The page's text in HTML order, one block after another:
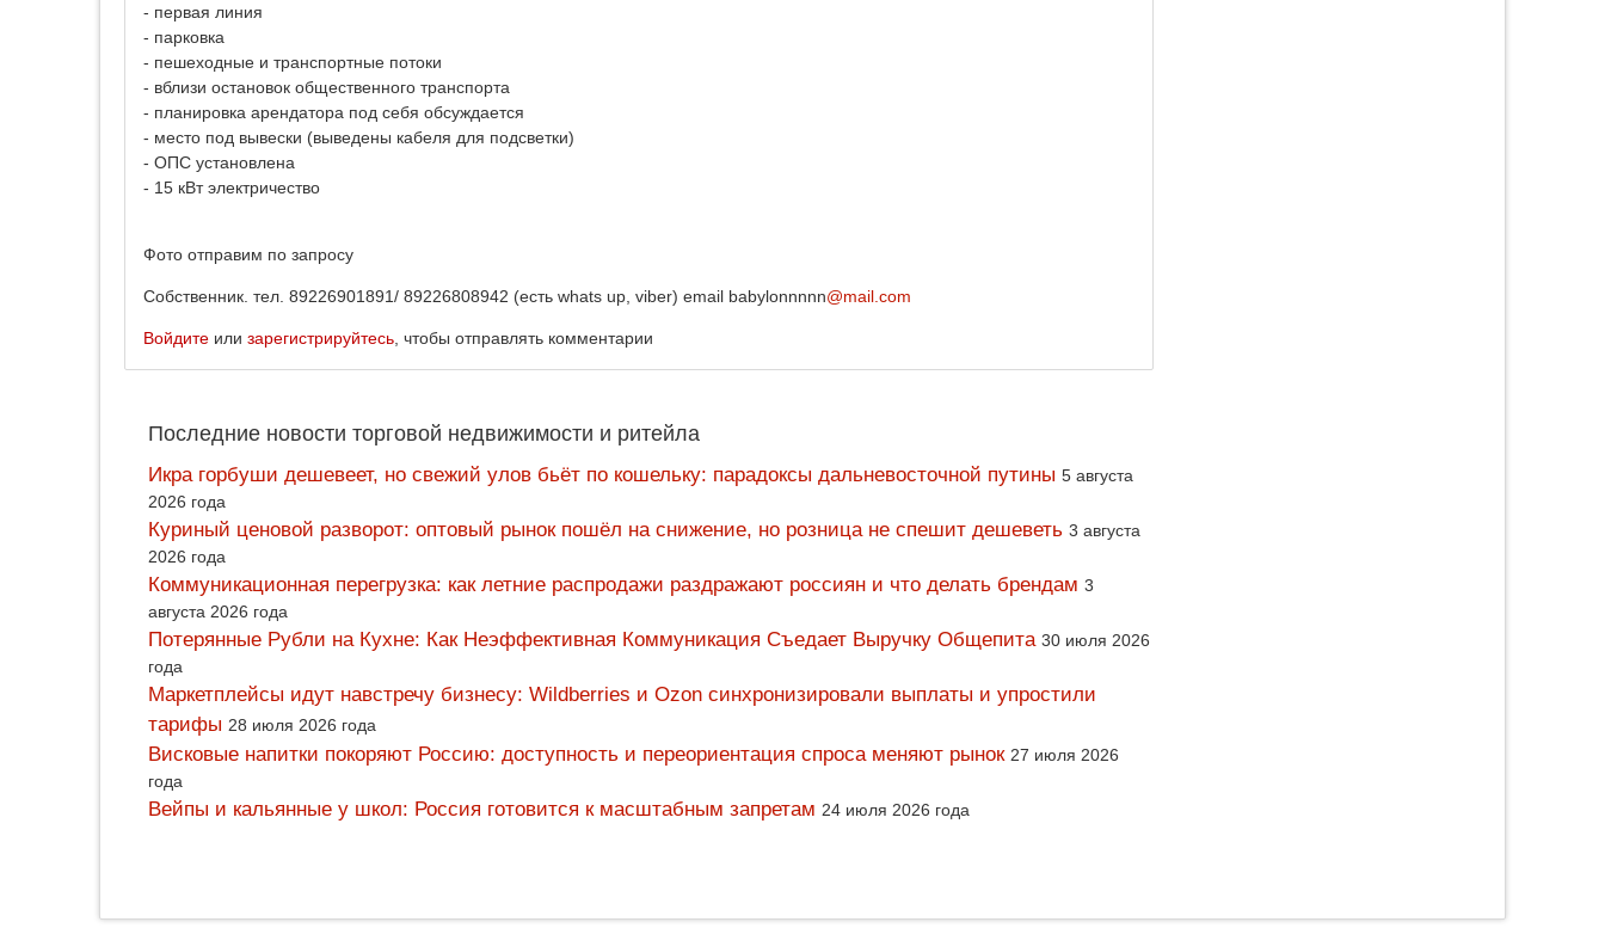
- первая линия
- парковка
- пешеходные и транспортные потоки
- вблизи остановок общественного транспорта
- планировка арендатора под себя обсуждается
- место под вывески (выведены кабеля для подсветки)
- ОПС установлена
- 15 кВт электричество
Фото отправим по запросу
Собственник. тел. 89226901891/ 89226808942 (есть whats up, viber) email babylonnnnn@mail.com
Войдите или зарегистрируйтесь , чтобы отправлять комментарии
Последние новости торговой недвижимости и ритейла
Икра горбуши дешевеет, но свежий улов бьёт по кошельку: парадоксы дальневосточной путины 5 августа
2026 года
Куриный ценовой разворот: оптовый рынок пошёл на снижение, но розница не спешит дешеветь 3 августа
2026 года
Коммуникационная перегрузка: как летние распродажи раздражают россиян и что делать брендам 3
августа 2026 года
Потерянные Рубли на Кухне: Как Неэффективная Коммуникация Съедает Выручку Общепита 30 июля 2026
года
Маркетплейсы идут навстречу бизнесу: Wildberries и Ozon синхронизировали выплаты и упростили
тарифы 28 июля 2026 года
Висковые напитки покоряют Россию: доступность и переориентация спроса меняют рынок 27 июля 2026
года
Вейпы и кальянные у школ: Россия готовится к масштабным запретам 24 июля 2026 года